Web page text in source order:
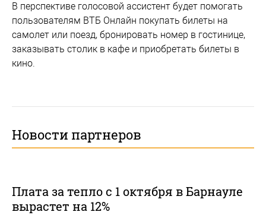
В перспективе голосовой ассистент будет помогать
пользователям ВТБ Онлайн покупать билеты на
самолет или поезд, бронировать номер в гостинице,
заказывать столик в кафе и приобретать билеты в
кино.
Новости партнеров
Плата за тепло с 1 октября в Барнауле
вырастет на 12%